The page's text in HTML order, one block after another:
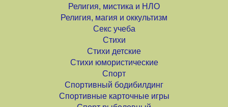
Религия, мистика и НЛО
Религия, магия и оккультизм
Секс учеба
Стихи
Стихи детские
Стихи юмористические
Спорт
Спортивный бодибилдинг
Спортивные карточные игры